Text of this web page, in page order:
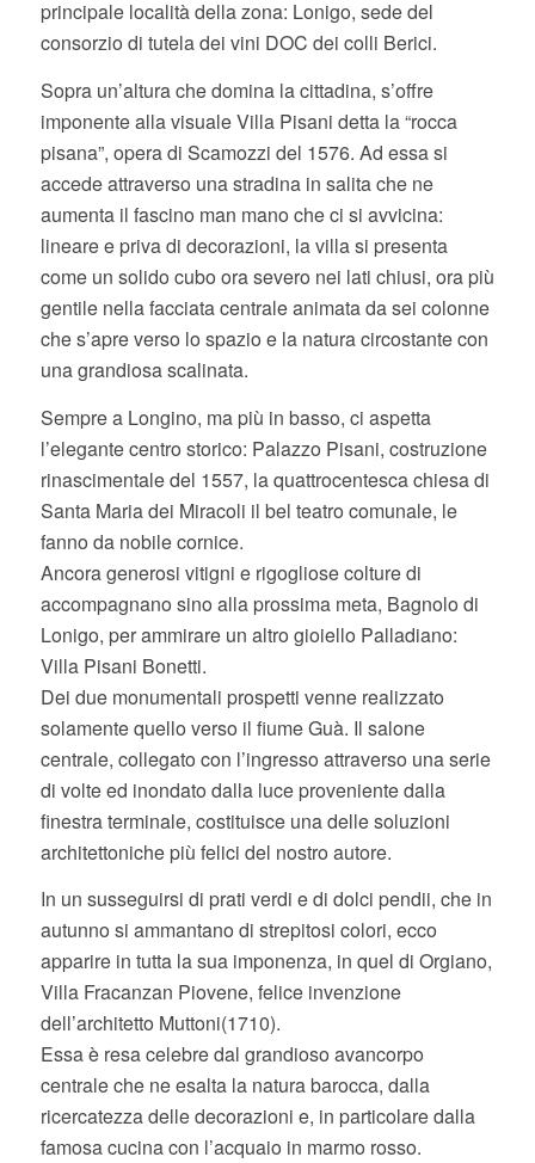
principale località della zona: Lonigo, sede del
consorzio di tutela dei vini DOC dei colli Berici.
Sopra un’altura che domina la cittadina, s’offre
imponente alla visuale Villa Pisani detta la “rocca
pisana”, opera di Scamozzi del 1576. Ad essa si
accede attraverso una stradina in salita che ne
aumenta il fascino man mano che ci si avvicina:
lineare e priva di decorazioni, la villa si presenta
come un solido cubo ora severo nei lati chiusi, ora più
gentile nella facciata centrale animata da sei colonne
che s’apre verso lo spazio e la natura circostante con
una grandiosa scalinata.
Sempre a Longino, ma più in basso, ci aspetta
l’elegante centro storico: Palazzo Pisani, costruzione
rinascimentale del 1557, la quattrocentesca chiesa di
Santa Maria dei Miracoli il bel teatro comunale, le
fanno da nobile cornice.
Ancora generosi vitigni e rigogliose colture di
accompagnano sino alla prossima meta, Bagnolo di
Lonigo, per ammirare un altro gioiello Palladiano:
Villa Pisani Bonetti.
Dei due monumentali prospetti venne realizzato
solamente quello verso il fiume Guà. Il salone
centrale, collegato con l’ingresso attraverso una serie
di volte ed inondato dalla luce proveniente dalla
finestra terminale, costituisce una delle soluzioni
architettoniche più felici del nostro autore.
In un susseguirsi di prati verdi e di dolci pendii, che in
autunno si ammantano di strepitosi colori, ecco
apparire in tutta la sua imponenza, in quel di Orgiano,
Villa Fracanzan Piovene, felice invenzione
dell’architetto Muttoni(1710).
Essa è resa celebre dal grandioso avancorpo
centrale che ne esalta la natura barocca, dalla
ricercatezza delle decorazioni e, in particolare dalla
famosa cucina con l’acquaio in marmo rosso.